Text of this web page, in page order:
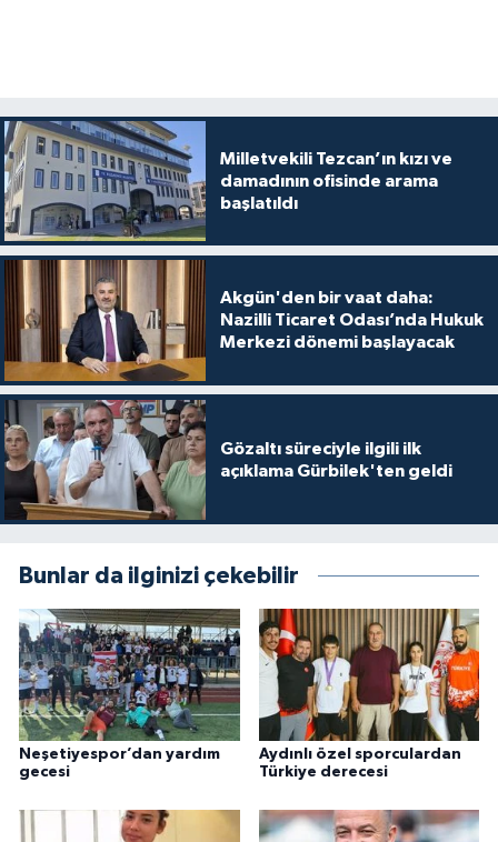
Milletvekili Tezcan’ın kızı ve
damadının ofisinde arama
başlatıldı
Akgün'den bir vaat daha:
Nazilli Ticaret Odası’nda Hukuk
Merkezi dönemi başlayacak
Gözaltı süreciyle ilgili ilk
açıklama Gürbilek'ten geldi
Bunlar da ilginizi çekebilir
Neşetiyespor’dan yardım
gecesi
Aydınlı özel sporculardan
Türkiye derecesi